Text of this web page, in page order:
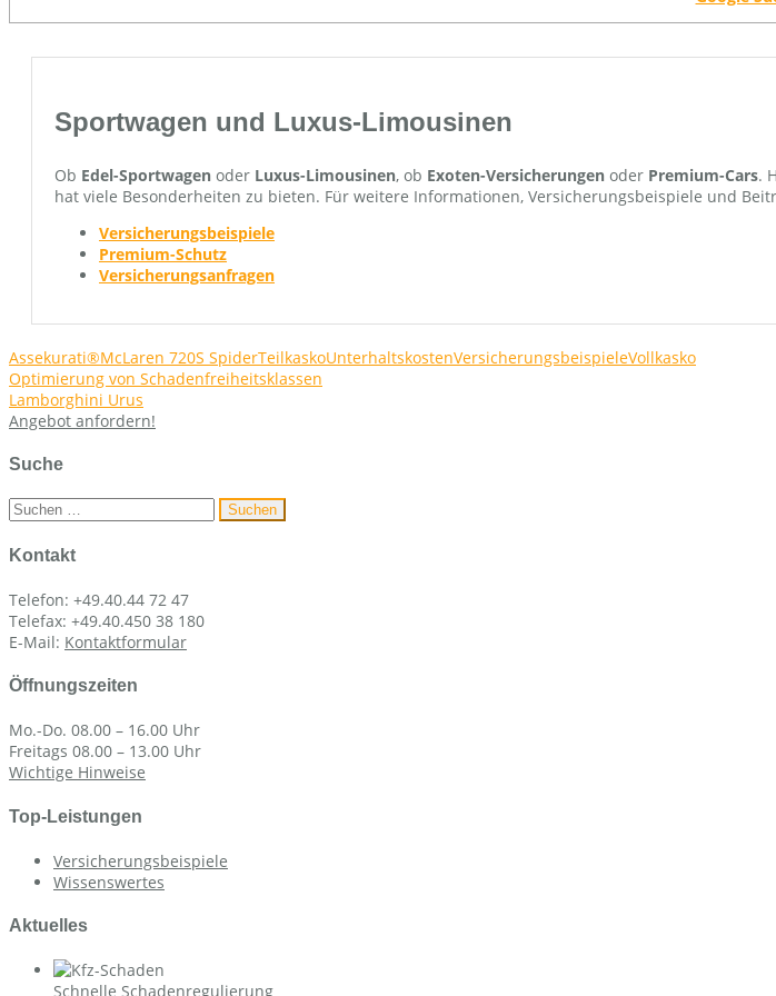
Sportwagen und Luxus-Limousinen
Ob Edel-Sportwagen oder Luxus-Limousinen, ob Exoten-Versicherungen oder Premium-Cars.
hat viele Besonderheiten zu bieten. Für weitere Informationen, Versicherungsbeispiele und
Versicherungsbeispiele
Premium-Schutz
Versicherungsanfragen
Assekurati®McLaren 720S SpiderTeilkaskoUnterhaltskostenVersicherungsbeispieleVollkasko
Beitragsnavigation
Optimierung von Schadenfreiheitsklassen
Lamborghini Urus
Angebot anfordern!
Suche
Suchen
Kontakt
Telefon: +49.40.44 72 47
Telefax: +49.40.450 38 180
E-Mail: Kontaktformular
Öffnungszeiten
Mo.-Do. 08.00 – 16.00 Uhr
Freitags 08.00 – 13.00 Uhr
Wichtige Hinweise
Top-Leistungen
Versicherungsbeispiele
Wissenswertes
Aktuelles
Schnelle Schadenregulierung